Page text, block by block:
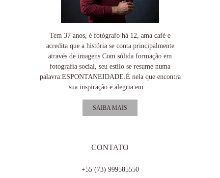
Tem 37 anos, é fotógrafo há 12, ama café e
acredita que a história se conta principalmente
através de imagens.Com sólida formação em
fotografia social, seu estilo se resume numa
palavra:ESPONTANEIDADE.É nela que encontra
sua inspiração e alegria em ...
SAIBA MAIS
CONTATO
+55 (73) 999585550